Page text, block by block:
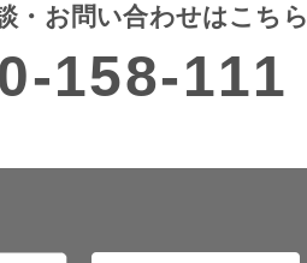
・お問い合わせはこちら
158-111